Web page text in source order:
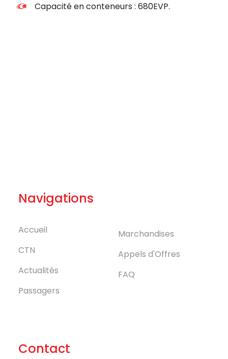
Capacité en conteneurs : 680EVP.
Navigations
Accueil
CTN
Actualités
Passagers
Marchandises
Appels d'Offres
FAQ
Contact